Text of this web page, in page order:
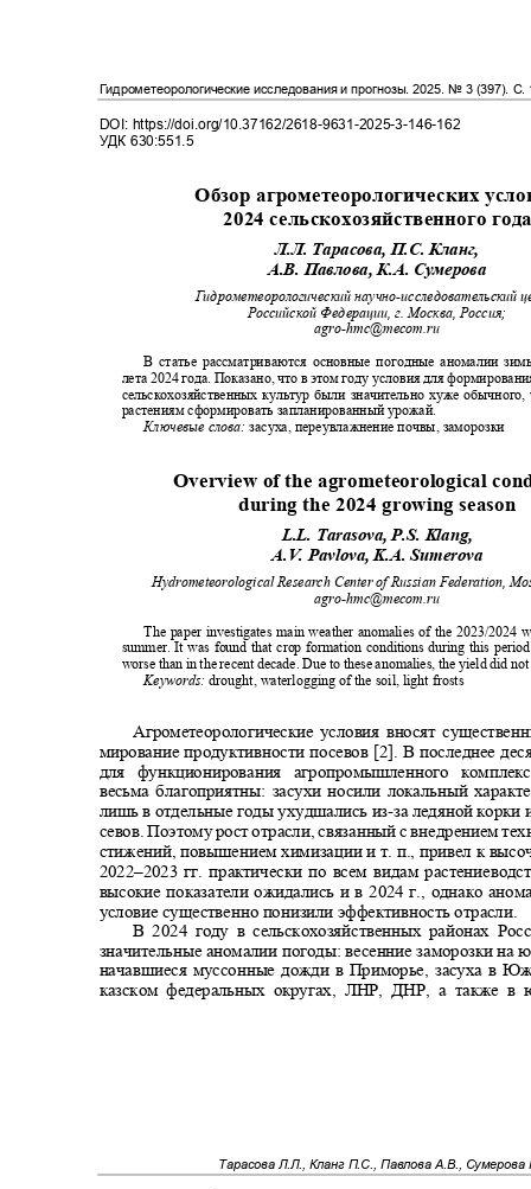
Гидрометеорологические исследования и прогнозы. 2025. № 3 (397). С.
DOI: https://doi.org/10.37162/2618-9631-2025-3-146-162
УДК 630:551.5
Обзор агрометеорологических
2024 сельскохозяйственного
Л.Л. Тарасова, П.С. Кланг,
А.В. Павлова, К.A. Сумерова
Гидрометеорологический научно-исследовательский
Российской Федерации, г. Москва, Россия;
agro-hmc@mecom.ru
В статье рассматриваются основные погодные аномалии
лета 2024 года. Показано, что в этом году условия для
сельскохозяйственных культур были значительно хуже
растениям сформировать запланированный урожай.
Ключевые слова:засуха, переувлажнение почвы, заморозки
Overview of the agrometeorological
during the 2024 growing season
L.L. Tarasova, P.S. Klang,
A.V. Pavlova, K.A. Sumerova
Hydrometeorological Research Center of Russian Federation,
agro-hmc@mecom.ru
The paper investigates main weather anomalies of the 2023/2024
summer. It was found that crop formation conditions during this
worse than in the recent decade. Due to these anomalies, the yield did
Keywords:drought, waterlogging of the soil, light frosts
Агрометеорологические условия вносят
мирование продуктивности посевов [2]. В последнее
для функционирования агропромышленного
весьма благоприятны: засухи носили локальный
лишь в отдельные годы ухудшались из-за ледяной
севов. Поэтому рост отрасли, связанный с внедрением
стижений, повышением химизации и т. п., привел к
2022‒2023гг. практически по всем видам
высокие показатели ожидались и в 2024 г., однако
условие существенно понизили эффективность отрасли.
В 2024 году в сельскохозяйственных районах
значительные аномалии погоды: весенние заморозки на
начавшиеся муссонные дожди в Приморье, засуха в
казском федеральных округах, ЛНР, ДНР, а также
Тарасова Л.Л., Кланг П.С., Павлова А.В., Сумерова